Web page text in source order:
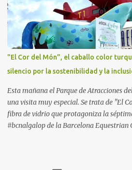
propuestas gastronómicas para poder
niños y garantizar una experiencia
A unos 15 minutos en coche de la capital
metros de la playa, se encuentra el
donde grandes y pequeños quedarán
ejemplares de 700 especies distintas
y los océanos Índico, Atlántico y Pacífico.
acuario se plantea como un viaje a...
"El Cor del Món”, el caballo color
silencio por la sostenibilidad y la
Esta mañana el Parque de Atracciones
una visita muy especial. Se trata de "El
fibra de vidrio que protagoniza la
#bcnalgalop de la Barcelona Equestrian